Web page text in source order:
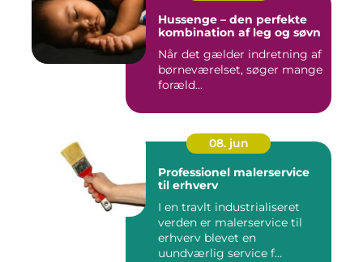
Hussenge – den perfekte
kombination af leg og søvn
Når det gælder indretning af
børneværelset, søger mange
foræld...
08. jun
Professionel malerservice
til erhverv
I en travlt industrialiseret
verden er malerservice til
erhverv blevet en
uundværlig service f...